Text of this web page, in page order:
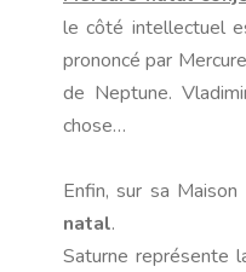
le côté intellectuel
prononcé par
de Neptune.
chose…
Enfin, sur sa
natal.
Saturne représente